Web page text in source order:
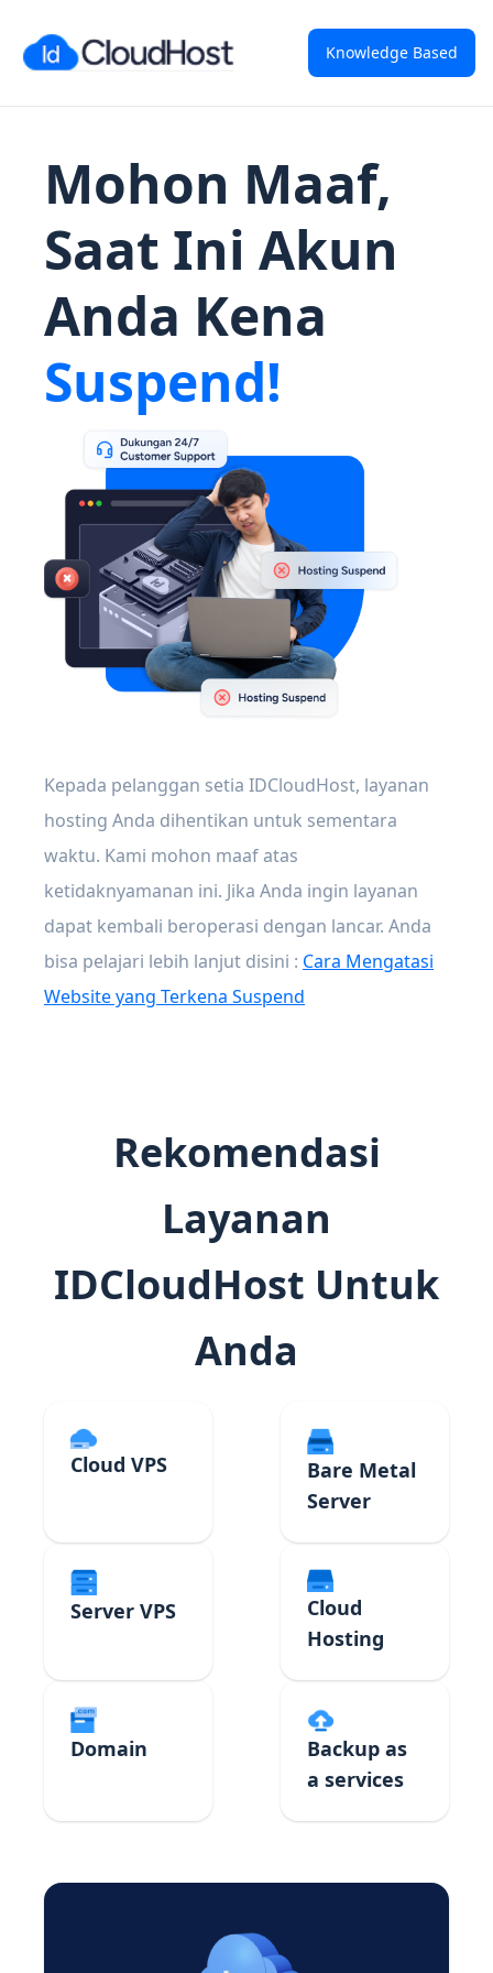
Knowledge Based
Mohon Maaf,
Saat Ini Akun
Anda Kena
Suspend!
Kepada pelanggan setia IDCloudHost, layanan
hosting Anda dihentikan untuk sementara
waktu. Kami mohon maaf atas
ketidaknyamanan ini. Jika Anda ingin layanan
dapat kembali beroperasi dengan lancar. Anda
bisa pelajari lebih lanjut disini : Cara Mengatasi
Website yang Terkena Suspend
Rekomendasi
Layanan
IDCloudHost Untuk
Anda
Cloud VPS
Bare Metal
Server
Server VPS
Cloud
Hosting
Domain
Backup as
a services